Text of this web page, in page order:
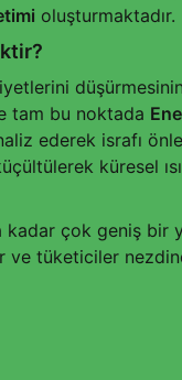
oluşturmaktadır.
tam bu noktada
ederek israfı
küresel
çok geniş bir
ve tüketiciler